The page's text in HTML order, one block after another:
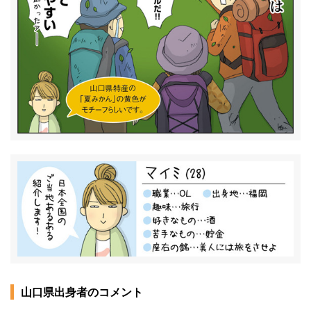
山口県出身者のコメント